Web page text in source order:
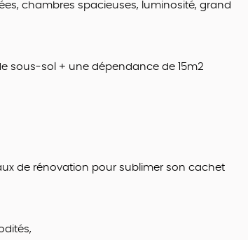
chambres spacieuses, luminosité, grand
sous-sol + une dépendance de 15m2
de rénovation pour sublimer son cachet